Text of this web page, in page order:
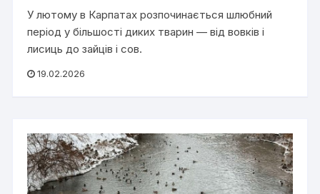
У лютому в Карпатах розпочинається шлюбний
період у більшості диких тварин — від вовків і
лисиць до зайців і сов.
19.02.2026